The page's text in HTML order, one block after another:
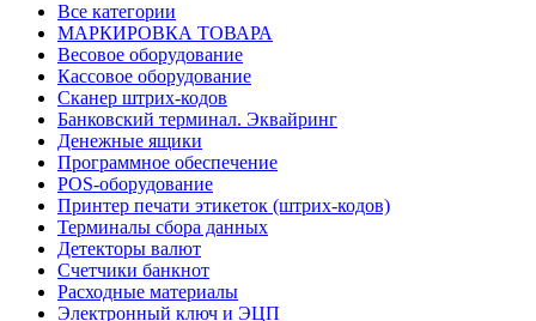
Все категории
МАРКИРОВКА ТОВАРА
Весовое оборудование
Кассовое оборудование
Сканер штрих-кодов
Банковский терминал. Эквайринг
Денежные ящики
Программное обеспечение
POS-оборудование
Принтер печати этикеток (штрих-кодов)
Терминалы сбора данных
Детекторы валют
Счетчики банкнот
Расходные материалы
Электронный ключ и ЭЦП